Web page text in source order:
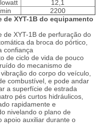
12,1
2200
XYT-1B do equipamento
de XYT-1B de perfuração do
da broca do pórtico,
confiança
de ciclo de vida de pouco
do mecanismo de
do corpo do veículo,
combustível, e pode andar
a superfície de estrada
pés curtos hidráulicos,
rapidamente e
nivelando o plano de
apoio auxiliar durante o